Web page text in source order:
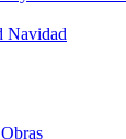
Navidad